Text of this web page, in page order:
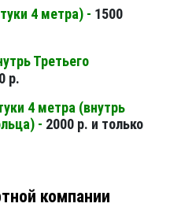
4 метра) - 1500
Третьего
р.
4 метра (внутрь
- 2000 р. и только
компании